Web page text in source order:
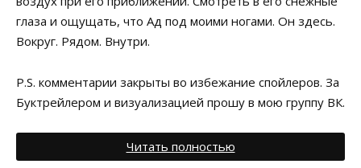
глаза и ощущать, что Ад под моими ногами. Он здесь.
Вокруг. Рядом. Внутри.
P.S. комментарии закрыты во избежание спойлеров. За
Буктрейлером и визуализацией прошу в мою группу ВК.
Читать полностью